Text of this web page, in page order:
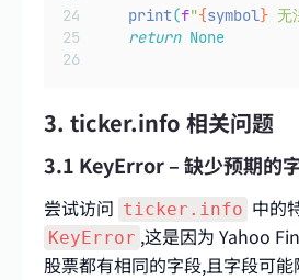
print(f"{symbol} 无
return None
3. ticker.info 相关问题
3.1 KeyError – 缺少预期的
尝试访问 ticker.info 中的
KeyError ,这是因为 Yahoo
股票都有相同的字段,且字段可能